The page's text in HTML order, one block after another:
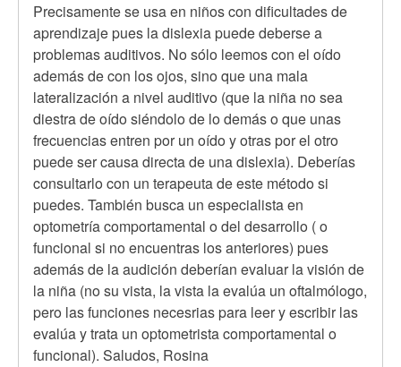
En
respuesta
a
Hola,
soy
de
Medellin
,
por
Anónimo
(no
verificado)
Precisamente se usa en niños con dificultades de
aprendizaje pues la dislexia puede deberse a
problemas auditivos. No sólo leemos con el oído
además de con los ojos, sino que una mala
lateralización a nivel auditivo (que la niña no sea
diestra de oído siéndolo de lo demás o que unas
frecuencias entren por un oído y otras por el otro
puede ser causa directa de una dislexia). Deberías
consultarlo con un terapeuta de este método si
puedes. También busca un especialista en
optometría comportamental o del desarrollo ( o
funcional si no encuentras los anteriores) pues
además de la audición deberían evaluar la visión de
la niña (no su vista, la vista la evalúa un oftalmólogo,
pero las funciones necesrias para leer y escribir las
evalúa y trata un optometrista comportamental o
funcional). Saludos, Rosina